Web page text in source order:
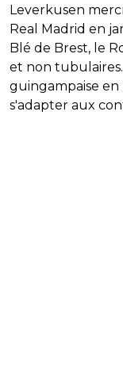
Leverkusen
Real Madrid en
Blé de Brest, le
et non
guingampaise en
s'adapter aux